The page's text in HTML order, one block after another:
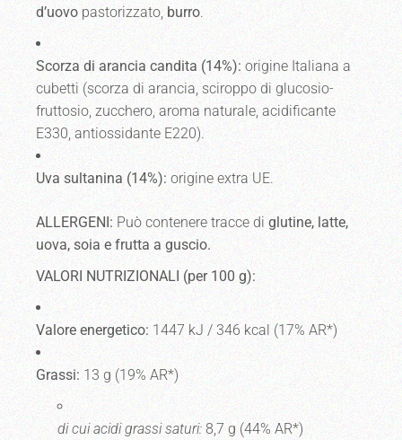
d’uovo pastorizzato,burro.
Scorza di arancia candita (14%):origine Italiana a
cubetti (scorza di arancia, sciroppo di glucosio-
fruttosio, zucchero, aroma naturale, acidificante
E330, antiossidante E220).
Uva sultanina (14%):origine extra UE.
ALLERGENI: Può contenere tracce diglutine, latte,
uova, soia e frutta a guscio.
VALORI NUTRIZIONALI (per 100 g):
Valore energetico:1447 kJ / 346 kcal (17% AR*)
Grassi: 13 g (19% AR*)
di cui acidi grassi saturi:8,7 g (44% AR*)